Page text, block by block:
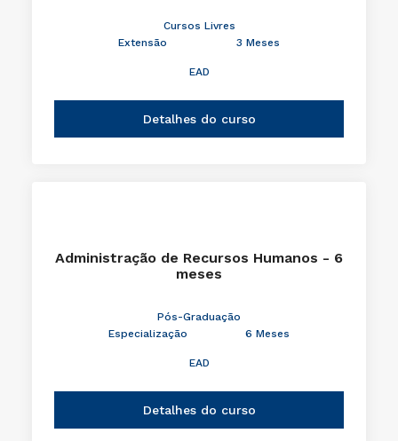
Cursos Livres
Extensão
3 Meses
EAD
Detalhes do curso
Administração de Recursos Humanos - 6
meses
Pós-Graduação
Especialização
6 Meses
EAD
Detalhes do curso